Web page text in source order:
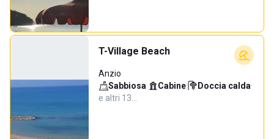
T-Village Beach
Anzio
Sabbiosa· Cabine· Doccia calda·
e altri 13…